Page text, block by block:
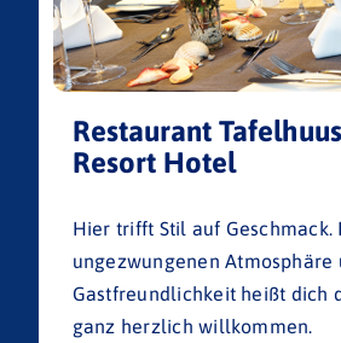
Restaurant
Resort Hotel
Hier trifft Stil auf Geschmack.
ungezwungenen Atmosphäre
Gastfreundlichkeit heißt dich
ganz herzlich willkommen.